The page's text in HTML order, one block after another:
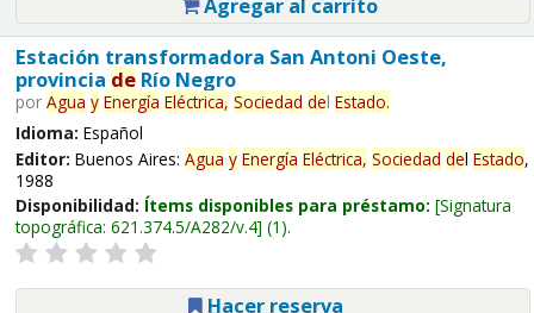
Estación transformadora San Antoni Oeste,
provincia deRío Negro
por Agua y Energía Eléctrica, Sociedad del Estado.
Idioma: Español
Editor: Buenos Aires: Agua y Energía Eléctrica, Sociedad del Estado,
1988
Disponibilidad: Ítems disponibles para préstamo: Signatura
topográfica: 621.374.5/A282/v.4 (1).
Hacer reserva